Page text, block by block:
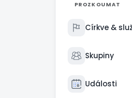
PROZKOUMAT
Církve &
Skupiny
Události